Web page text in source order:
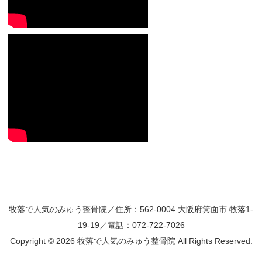
牧落で人気のみゅう整骨院／住所：562-0004 大阪府箕面市 牧落1-
19-19／電話：072-722-7026
Copyright © 2026 牧落で人気のみゅう整骨院 All Rights Reserved.